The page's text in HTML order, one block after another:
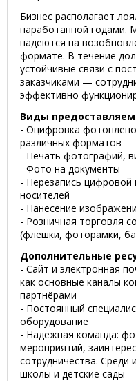
Бизнес располагает
наработанной годами.
надеются на
формате. В течение
устойчивые связи с
заказчиками —
эффективно
Виды
- Оцифровка
различных форматов
- Печать фотографий,
- Фото на документы
- Перезапись
носителей
- Нанесение
- Розничная торговля
(флешки, фоторамки,
Дополнительные
- Сайт и электронная
как основные каналы
партнёрами
- Постоянный
оборудование
- Надежная команда:
мероприятий,
сотрудничества.
школы и детские сады